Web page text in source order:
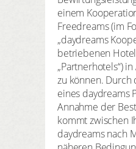
einem
Freedreams (im
„daydreams
betriebenen
„Partnerhotels“)
zu können. Durch
eines daydreams
Annahme der
kommt zwischen
daydreams nach